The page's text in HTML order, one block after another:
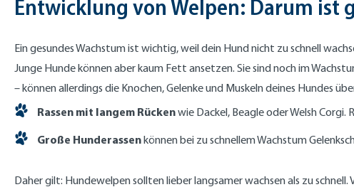
Entwicklung von Welpen: Darum ist
Ein gesundes Wachstum ist wichtig, weil dein Hund nicht zu schnell
Junge Hunde können aber kaum Fett ansetzen. Sie sind noch im
– können allerdings die Knochen, Gelenke und Muskeln deines Hundes
Rassen mit langem Rückenwie Dackel, Beagle oder Welsh Corgi.
Große Hunderassenkönnen bei zu schnellem Wachstum
Daher gilt: Hundewelpen sollten lieber langsamer wachsen als zu